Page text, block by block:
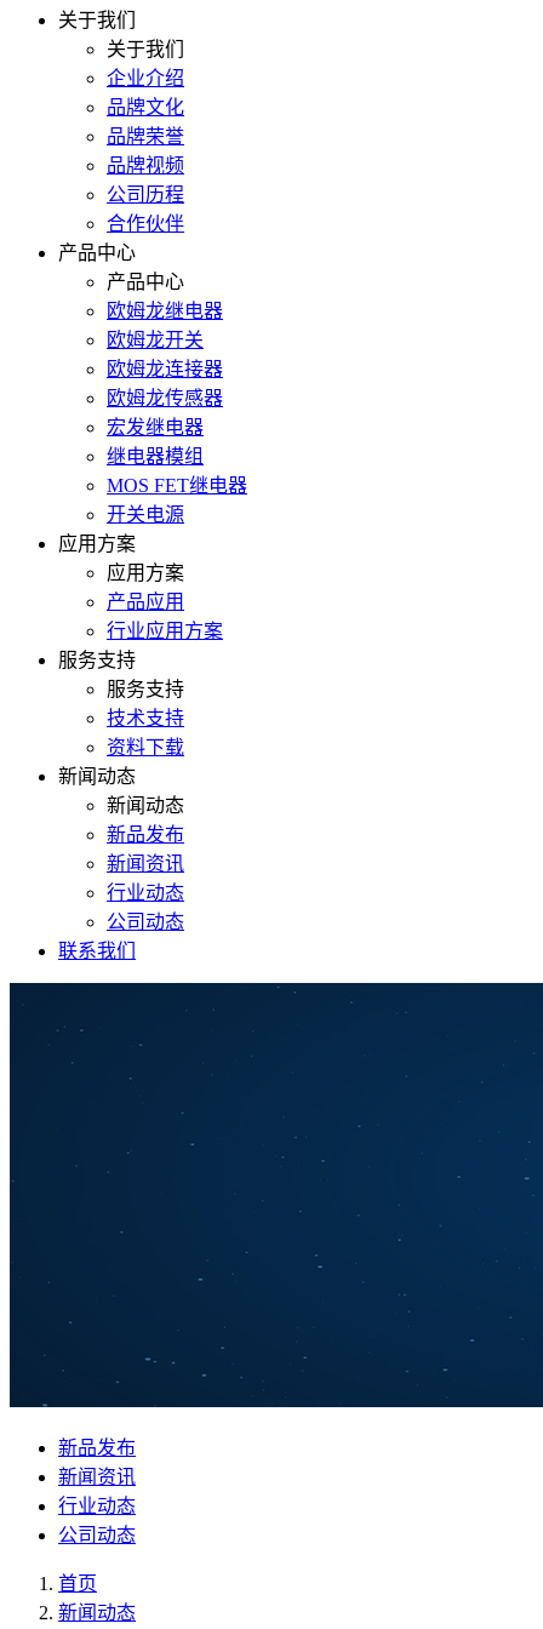
关于我们
关于我们
企业介绍
品牌文化
品牌荣誉
品牌视频
公司历程
合作伙伴
产品中心
产品中心
欧姆龙继电器
欧姆龙开关
欧姆龙连接器
欧姆龙传感器
宏发继电器
继电器模组
MOS FET继电器
开关电源
应用方案
应用方案
产品应用
行业应用方案
服务支持
服务支持
技术支持
资料下载
新闻动态
新闻动态
新品发布
新闻资讯
行业动态
公司动态
联系我们
新品发布
新闻资讯
行业动态
公司动态
首页
新闻动态